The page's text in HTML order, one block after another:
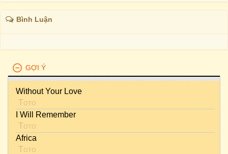
Bình Luận
GỢI Ý
Without Your Love
Toto
I Will Remember
Toto
Africa
Toto